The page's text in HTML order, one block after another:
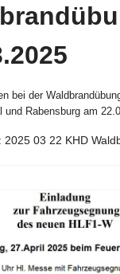
bei der
und Rabensburg am
2025 03 22 KHD